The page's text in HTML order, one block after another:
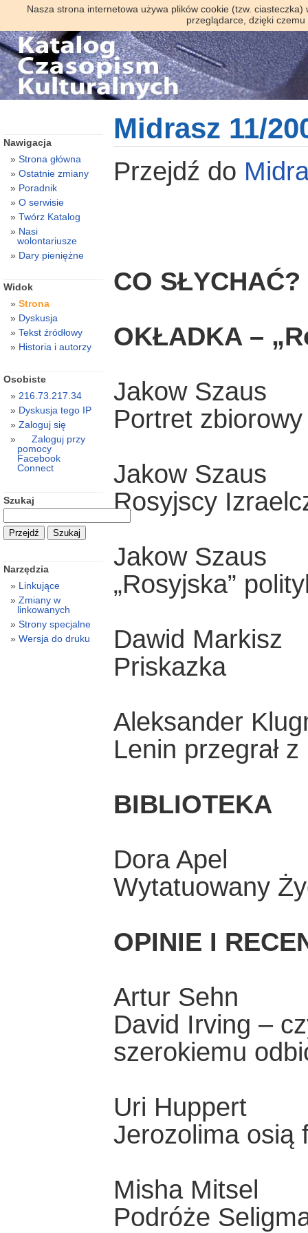
Nasza strona internetowa używa plików cookie (tzw.
przeglądarce, dzięki
Midrasz 11/
Przejdź do
CO SŁYCHAĆ?
OKŁADKA –
Jakow Szaus
Portret
Jakow Szaus
Rosyjscy
Jakow Szaus
„Rosyjska”
Dawid Markisz
Priskazka
Aleksander
Lenin przegrał
BIBLIOTEKA
Dora Apel
Wytatuowany
OPINIE I
Artur Sehn
David Irving –
szerokiemu
Uri Huppert
Jerozolima osią
Misha Mitsel
Podróże
Nawigacja
Strona główna
Ostatnie zmiany
Poradnik
O serwisie
Twórz Katalog
Nasi
wolontariusze
Dary pieniężne
Widok
Strona
Dyskusja
Tekst źródłowy
Historia i autorzy
Osobiste
216.73.217.34
Dyskusja tego IP
Zaloguj się
Zaloguj przy
pomocy
Facebook
Connect
Szukaj
Narzędzia
Linkujące
Zmiany w
linkowanych
Strony specjalne
Wersja do druku